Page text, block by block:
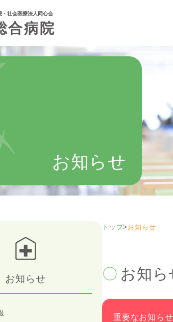
・社会医療法人同心会
合病院
お知らせ
お知らせ
トップ> お知らせ
お知ら
重要なお知らせ